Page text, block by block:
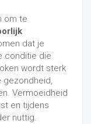
om te
dat je
conditie die
wordt sterk
gezondheid,
Vermoeidheid
en tijdens
nuttig.